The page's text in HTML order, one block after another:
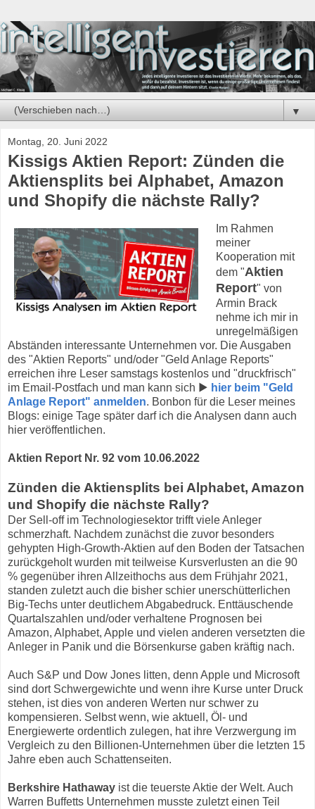
▼
Montag, 20. Juni 2022
Kissigs Aktien Report: Zünden die
Aktiensplits bei Alphabet, Amazon
und Shopify die nächste Rally?
Im Rahmen
meiner
Kooperation mit
dem "Aktien
Report" von
Armin Brack
nehme ich mir in
unregelmäßigen
Abständen interessante Unternehmen vor. Die Ausgaben
des "Aktien Reports" und/oder "Geld Anlage Reports"
erreichen ihre Leser samstags kostenlos und "druckfrisch"
im Email-Postfach und man kann sich ▶ hier beim "Geld
Anlage Report" anmelden. Bonbon für die Leser meines
Blogs: einige Tage später darf ich die Analysen dann auch
hier veröffentlichen.
Aktien Report Nr. 92 vom 10.06.2022
Zünden die Aktiensplits bei Alphabet, Amazon
und Shopify die nächste Rally?
Der Sell-off im Technologiesektor trifft viele Anleger
schmerzhaft. Nachdem zunächst die zuvor besonders
gehypten High-Growth-Aktien auf den Boden der Tatsachen
zurückgeholt wurden mit teilweise Kursverlusten an die 90
% gegenüber ihren Allzeithochs aus dem Frühjahr 2021,
standen zuletzt auch die bisher schier unerschütterlichen
Big-Techs unter deutlichem Abgabedruck. Enttäuschende
Quartalszahlen und/oder verhaltene Prognosen bei
Amazon, Alphabet, Apple und vielen anderen versetzten die
Anleger in Panik und die Börsenkurse gaben kräftig nach.
Auch S&P und Dow Jones litten, denn Apple und Microsoft
sind dort Schwergewichte und wenn ihre Kurse unter Druck
stehen, ist dies von anderen Werten nur schwer zu
kompensieren. Selbst wenn, wie aktuell, Öl- und
Energiewerte ordentlich zulegen, hat ihre Verzwergung im
Vergleich zu den Billionen-Unternehmen über die letzten 15
Jahre eben auch Schattenseiten.
Berkshire Hathaway ist die teuerste Aktie der Welt. Auch
Warren Buffetts Unternehmen musste zuletzt einen Teil